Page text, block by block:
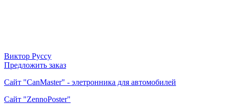
Виктор Руссу
Предложить заказ
Сайт "CanMaster" - элетронника для автомобилей
Сайт "ZennoPoster"